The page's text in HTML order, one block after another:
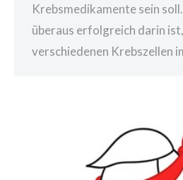
Krebsmedikamente sein
überaus erfolgreich darin
verschiedenen Krebszellen